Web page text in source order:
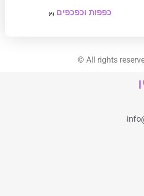
כפפות וכפכפים(6)
© All rights